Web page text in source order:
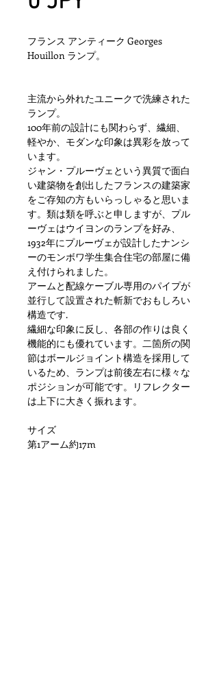
フランス アンティーク Georges
Houillon ランプ。
主流から外れたユニークで洗練された
ランプ。
100年前の設計にも関わらず、繊細、
軽やか、モダンな印象は異彩を放って
います。
ジャン・プルーヴェという異質で面白
い建築物を創出したフランスの建築家
をご存知の方もいらっしゃると思いま
す。類は類を呼ぶと申しますが、プル
ーヴェはウイヨンのランプを好み、
1932年にプルーヴェが設計したナンシ
ーのモンボワ学生集合住宅の部屋に備
え付けられました。
アームと配線ケーブル専用のパイプが
並行して設置された斬新でおもしろい
構造です.
繊細な印象に反し、各部の作りは良く
機能的にも優れています。二箇所の関
節はボールジョイント構造を採用して
いるため、ランプは前後左右に様々な
ポジションが可能です。リフレクター
は上下に大きく振れます。
サイズ
第1アーム約17m